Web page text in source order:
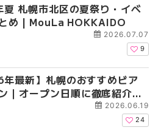
札幌市北区の夏祭り・イベ
め | MouLa HOKKAIDO
2026.07.07
9
年最新】札幌のおすすめビア
｜オープン日順に徹底紹介！
園から穴場テラスまで | MouLa
2026.06.19
24
2026年夏 札幌市西区
ントまとめ | MouLa
2026年夏 札幌市清田
ベントまとめ |
2026年夏 札幌市西区
ントまとめ | MouLa
2026年夏 札幌市清田
ベントまとめ |